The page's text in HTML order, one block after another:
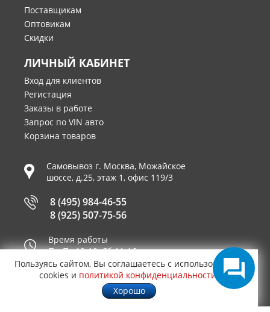
Поставщикам
Оптовикам
Скидки
ЛИЧНЫЙ КАБИНЕТ
Вход для клиентов
Регистация
Заказы в работе
Запрос по VIN авто
Корзина товаров
Самовывоз г. Москва, Можайское
шоссе, д.25, этаж 1, офис 119/3
8 (495) 984-46-55
8 (925) 507-75-56
Время работы
Пн-Пт 10-19, Сб 11-16
Принимаем к оплате
Пользуясь сайтом, Вы соглашаетесь с использованием
cookies и политикой конфиденциальности
Хорошо